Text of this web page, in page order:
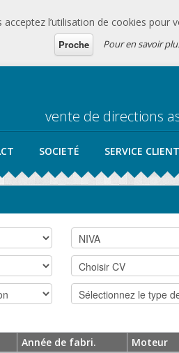
l’utilisation de cookies
Proche
Pour en savoir
vente de directions
SOCIETÉ SERVICE
Année de fabri. Moteur